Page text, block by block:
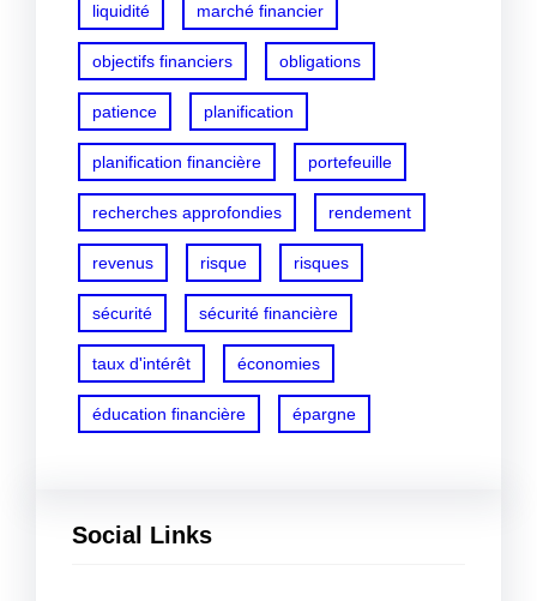
liquidité marché financier
objectifs financiers obligations
patience planification
planification financière portefeuille
recherches approfondies rendement
revenus risque risques
sécurité sécurité financière
taux d'intérêt économies
éducation financière épargne
Social Links